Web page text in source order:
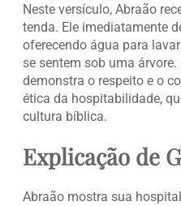
Neste versículo, Abraão
tenda. Ele imediatamente
oferecendo água para
se sentem sob uma
demonstra o respeito e o
ética da hospitabilidade,
cultura bíblica.
Explicação de
Abraão mostra sua